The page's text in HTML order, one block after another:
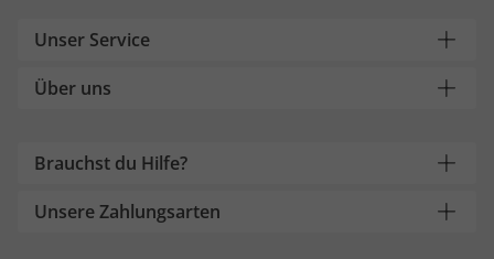
Unser Service
Über uns
Brauchst du Hilfe?
Unsere Zahlungsarten